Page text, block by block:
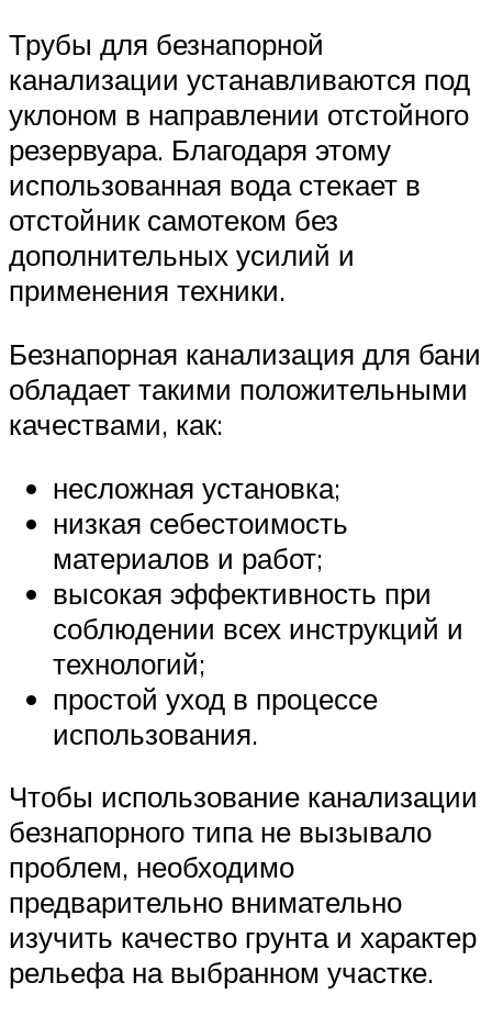
Трубы для безнапорной
канализации устанавливаются под
уклоном в направлении отстойного
резервуара. Благодаря этому
использованная вода стекает в
отстойник самотеком без
дополнительных усилий и
применения техники.
Безнапорная канализация для бани
обладает такими положительными
качествами, как:
несложная установка;
низкая себестоимость
материалов и работ;
высокая эффективность при
соблюдении всех инструкций и
технологий;
простой уход в процессе
использования.
Чтобы использование канализации
безнапорного типа не вызывало
проблем, необходимо
предварительно внимательно
изучить качество грунта и характер
рельефа на выбранном участке.